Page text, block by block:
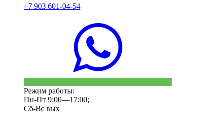
+7 903 601-04-54
Режим работы:
Пн-Пт 9:00—17:00;
Сб-Вс вых